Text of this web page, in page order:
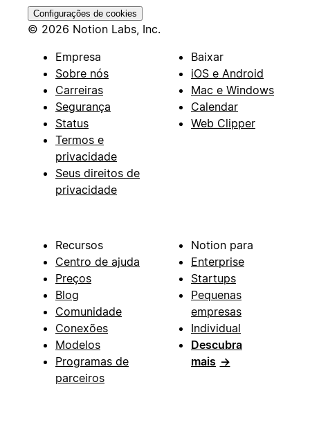
Configurações de cookies
© 2026 Notion Labs, Inc.
Empresa
Sobre nós
Carreiras
Segurança
Status
Termos e
privacidade
Seus direitos de
privacidade
Baixar
iOS e Android
Mac e Windows
Calendar
Web Clipper
Recursos
Centro de ajuda
Preços
Blog
Comunidade
Conexões
Modelos
Programas de
parceiros
Notion para
Enterprise
Startups
Pequenas
empresas
Individual
Descubra
mais →